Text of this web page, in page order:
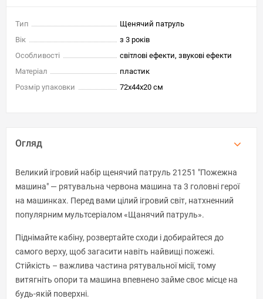
Тип
Щенячий патруль
Вік
з 3 років
Особливості
світлові ефекти, звукові ефекти
Матеріал
пластик
Розмір упаковки
72x44x20 см
Огляд
Великий ігровий набір щенячий патруль 21251 "Пожежна
машина" — рятувальна червона машина та 3 головні герої
на машинках. Перед вами цілий ігровий світ, натхненний
популярним мультсеріалом «Щанячий патруль».
Піднімайте кабіну, розвертайте сходи і добирайтеся до
самого верху, щоб загасити навіть найвищі пожежі.
Стійкість – важлива частина рятувальної місії, тому
витягніть опори та машина впевнено займе своє місце на
будь-якій поверхні.